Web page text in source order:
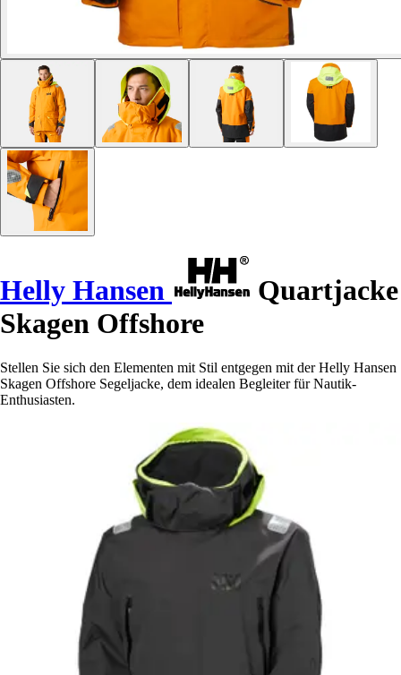
Helly Hansen
Quartjacke
Skagen Offshore
Stellen Sie sich den Elementen mit Stil entgegen mit der Helly Hansen
Skagen Offshore Segeljacke, dem idealen Begleiter für Nautik-
Enthusiasten.